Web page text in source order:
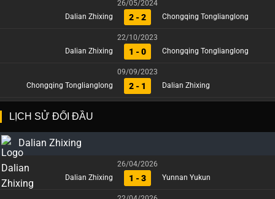
26/05/2024
Dalian Zhixing
2 - 2 Chongqing Tonglianglong
22/10/2023
Dalian Zhixing
1 - 0 Chongqing Tonglianglong
09/09/2023
Chongqing Tonglianglong
2 - 1 Dalian Zhixing
LỊCH SỬ ĐỐI ĐẦU
Dalian Zhixing
26/04/2026
Dalian Zhixing
1 - 3 Yunnan Yukun